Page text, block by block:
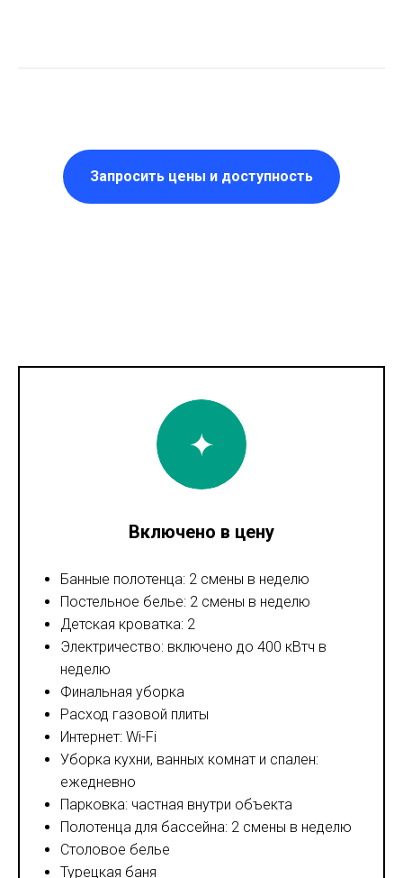
Запросить цены и доступность
Включено в цену
Банные полотенца: 2 смены в неделю
Постельное белье: 2 смены в неделю
Детская кроватка: 2
Электричество: включено до 400 кВтч в
неделю
Финальная уборка
Расход газовой плиты
Интернет: Wi-Fi
Уборка кухни, ванных комнат и спален:
ежедневно
Парковка: частная внутри объекта
Полотенца для бассейна: 2 смены в неделю
Столовое белье
Турецкая баня